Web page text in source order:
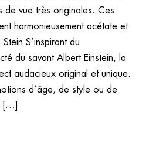
de vue très originales. Ces
harmonieusement acétate et
S’inspirant du
du savant Albert Einstein, la
audacieux original et unique.
d’âge, de style ou de
[…]